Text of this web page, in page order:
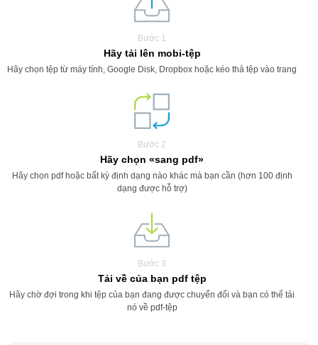
Bước 1
Hãy tải lên mobi-tệp
Hãy chọn tệp từ máy tính, Google Disk, Dropbox hoặc kéo thả tệp vào trang
Bước 2
Hãy chọn «sang pdf»
Hãy chọn pdf hoặc bất kỳ định dạng nào khác mà bạn cần (hơn 100 định
dạng được hỗ trợ)
Bước 3
Tải về của bạn pdf tệp
Hãy chờ đợi trong khi tệp của bạn đang được chuyển đổi và bạn có thể tải
nó về pdf-tệp